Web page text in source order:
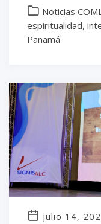
Noticias
espiritualidad,
Panamá
julio 14,